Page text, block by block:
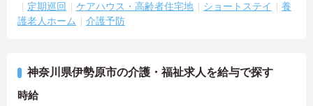
定期巡回
ケアハウス・高齢者住宅地 ショートステイ
養
護老人ホーム
介護予防
神奈川県伊勢原市の介護・福祉求人を給与で探す
時給